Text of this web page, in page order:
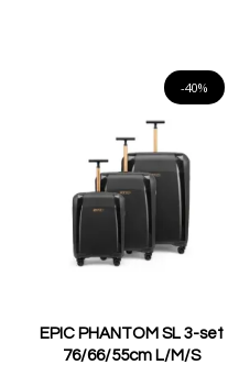
-40%
EPIC PHANTOM SL 3-set
76/66/55cm L/M/S